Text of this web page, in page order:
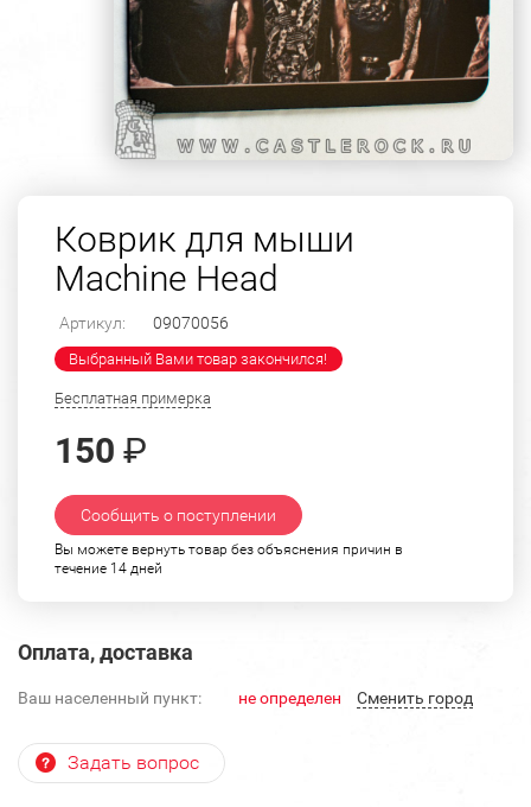
Коврик для мыши
Machine Head
Артикул: 09070056
Выбранный Вами товар закончился!
Бесплатная примерка
150 ₽
Сообщить о поступлении
Вы можете вернуть товар без объяснения причин в
течение 14 дней
Оплата, доставка
Ваш населенный пункт: не определен Cменить город
Задать вопрос